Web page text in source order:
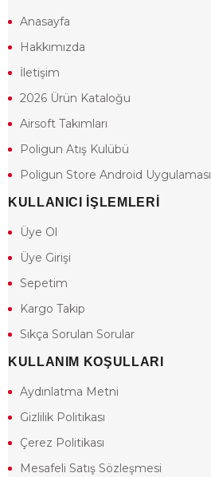
Anasayfa
Hakkımızda
İletişim
2026 Ürün Kataloğu
Airsoft Takımları
Poligun Atış Kulübü
Poligun Store Android Uygulaması
KULLANICI İŞLEMLERİ
Üye Ol
Üye Girişi
Sepetim
Kargo Takip
Sıkça Sorulan Sorular
KULLANIM KOŞULLARI
Aydınlatma Metni
Gizlilik Politikası
Çerez Politikası
Mesafeli Satış Sözleşmesi